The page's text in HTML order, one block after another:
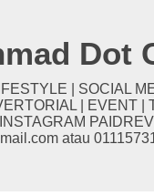
Dot
| SOCIAL
| EVENT |
atau